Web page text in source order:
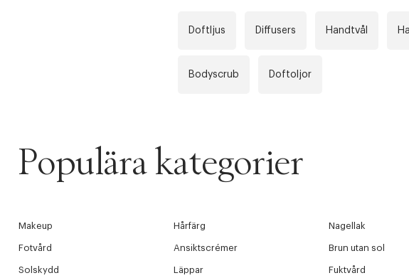
Doftljus Diffusers Handtvål
Bodyscrub Doftoljor
Populära kategorier
Makeup Hårfärg Nagellak
Fotvård Ansiktscrémer Brun utan sol
Solskydd Läppar Fuktvård